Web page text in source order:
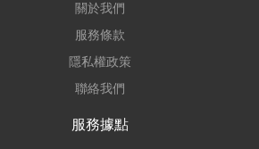
關於我們
服務條款
隱私權政策
聯絡我們
服務據點